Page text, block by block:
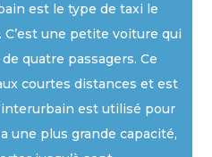
est le type de taxi le
une petite voiture qui
quatre passagers. Ce
courtes distances et est
est utilisé pour
une plus grande capacité,